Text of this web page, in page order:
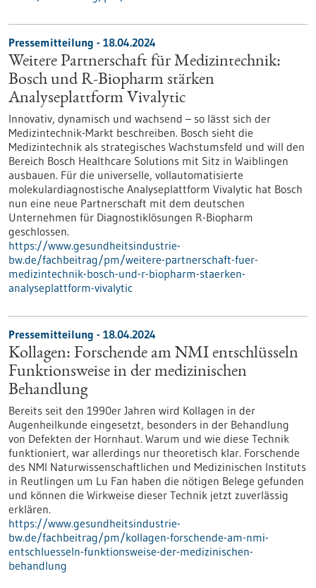
Pressemitteilung - 18.04.2024
Weitere Partnerschaft für Medizintechnik:
Bosch und R-Biopharm stärken
Analyseplattform Vivalytic
Innovativ, dynamisch und wachsend – so lässt sich der
Medizintechnik-Markt beschreiben. Bosch sieht die
Medizintechnik als strategisches Wachstumsfeld und will den
Bereich Bosch Healthcare Solutions mit Sitz in Waiblingen
ausbauen. Für die universelle, vollautomatisierte
molekulardiagnostische Analyseplattform Vivalytic hat Bosch
nun eine neue Partnerschaft mit dem deutschen
Unternehmen für Diagnostiklösungen R-Biopharm
geschlossen.
https://www.gesundheitsindustrie-
bw.de/fachbeitrag/pm/weitere-partnerschaft-fuer-
medizintechnik-bosch-und-r-biopharm-staerken-
analyseplattform-vivalytic
Pressemitteilung - 18.04.2024
Kollagen: Forschende am NMI entschlüsseln
Funktionsweise in der medizinischen
Behandlung
Bereits seit den 1990er Jahren wird Kollagen in der
Augenheilkunde eingesetzt, besonders in der Behandlung
von Defekten der Hornhaut. Warum und wie diese Technik
funktioniert, war allerdings nur theoretisch klar. Forschende
des NMI Naturwissenschaftlichen und Medizinischen Instituts
in Reutlingen um Lu Fan haben die nötigen Belege gefunden
und können die Wirkweise dieser Technik jetzt zuverlässig
erklären.
https://www.gesundheitsindustrie-
bw.de/fachbeitrag/pm/kollagen-forschende-am-nmi-
entschluesseln-funktionsweise-der-medizinischen-
behandlung